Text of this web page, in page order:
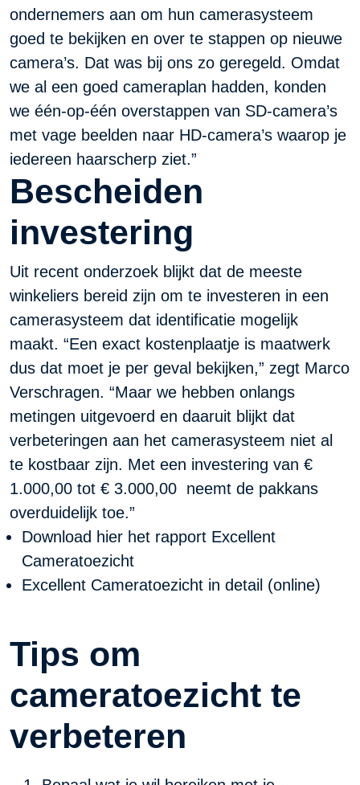
ondernemers aan om hun camerasysteem
goed te bekijken en over te stappen op nieuwe
camera’s. Dat was bij ons zo geregeld. Omdat
we al een goed cameraplan hadden, konden
we één-op-één overstappen van SD-camera’s
met vage beelden naar HD-camera’s waarop je
iedereen haarscherp ziet.”
Bescheiden
investering
Uit recent onderzoek blijkt dat de meeste
winkeliers bereid zijn om te investeren in een
camerasysteem dat identificatie mogelijk
maakt. “Een exact kostenplaatje is maatwerk
dus dat moet je per geval bekijken,” zegt Marco
Verschragen. “Maar we hebben onlangs
metingen uitgevoerd en daaruit blijkt dat
verbeteringen aan het camerasysteem niet al
te kostbaar zijn. Met een investering van €
1.000,00 tot € 3.000,00 neemt de pakkans
overduidelijk toe.”
Download hier het rapport Excellent
Cameratoezicht
Excellent Cameratoezicht in detail (online)
Tips om
cameratoezicht te
verbeteren